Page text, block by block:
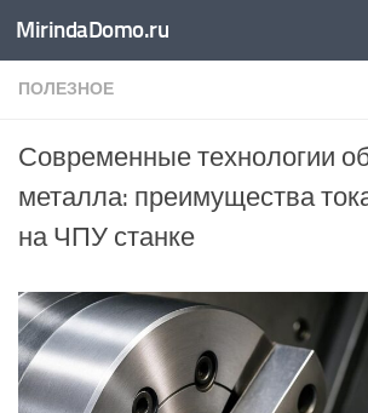
Перейти к содержимому
MirindaDomo.ru
ПОЛЕЗНОЕ
Современные технологии
металла: преимущества
на ЧПУ станке